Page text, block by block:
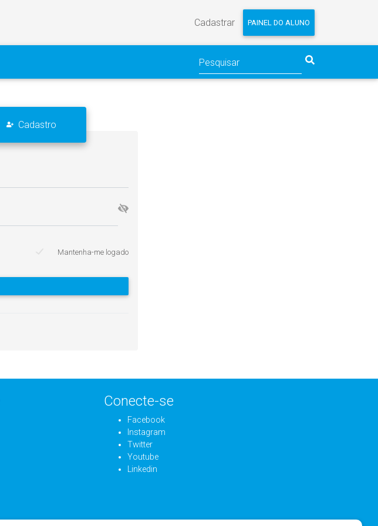
Cadastrar PAINEL DO ALUNO
Cadastro
Mantenha-me logado
Conecte-se
Facebook
Instagram
Twitter
Youtube
Linkedin